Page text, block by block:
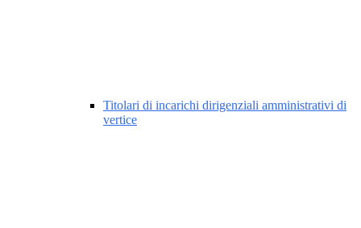
Titolari di incarichi dirigenziali amministrativi di
vertice